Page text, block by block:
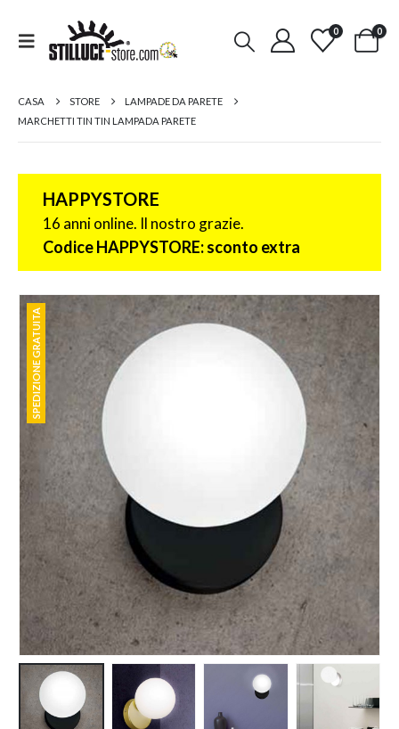
0 0
CASA STORE
LAMPADE DA PARETE
MARCHETTI TIN TIN LAMPADA PARETE
HAPPYSTORE
16 anni online. Il nostro grazie.
Codice HAPPYSTORE: sconto extra
SPEDIZIONE GRATUITA
SPEDIZIONE GRATUITA